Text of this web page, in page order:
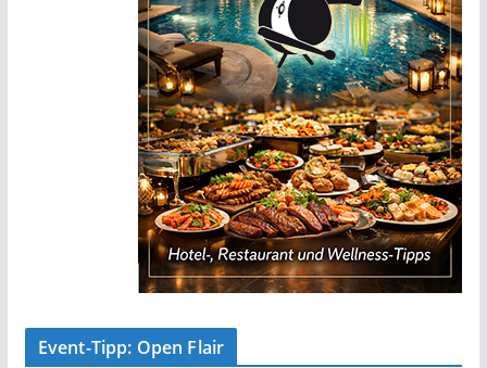
Event-Tipp: Open Flair